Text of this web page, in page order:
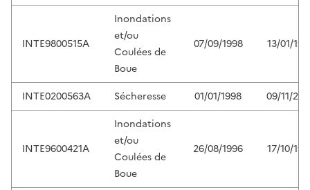
INTE9800515A
Inondations
et/ou
Coulées de
Boue
07/09/1998 13/01/
INTE0200563A Sécheresse 01/01/1998 09/11/
INTE9600421A
Inondations
et/ou
Coulées de
Boue
26/08/1996 17/10/